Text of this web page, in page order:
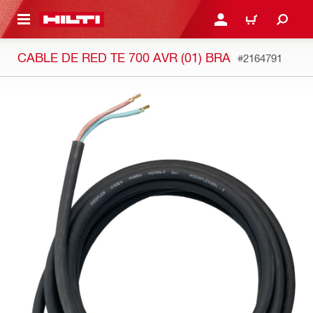
PRINCIPAL INICIE SESIÓN O
CARRITO
CABLE DE RED TE 700 AVR (01) BRA #2164791